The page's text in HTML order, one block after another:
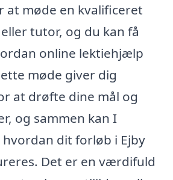
at møde en kvalificeret
tutor, og du kan få
online lektiehjælp
møde giver dig
at drøfte dine mål og
og sammen kan I
dit forløb i Ejby
Det er en værdifuld